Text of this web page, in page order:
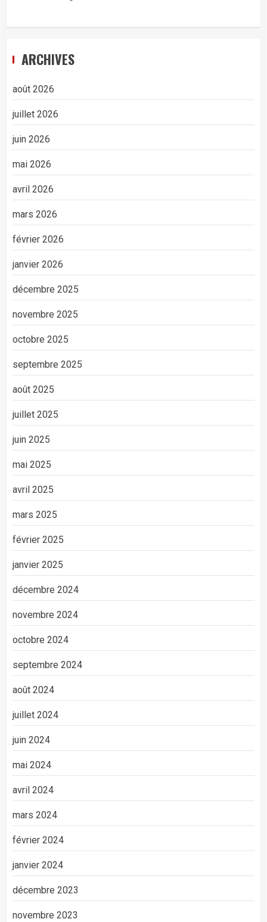
ARCHIVES
août 2026
juillet 2026
juin 2026
mai 2026
avril 2026
mars 2026
février 2026
janvier 2026
décembre 2025
novembre 2025
octobre 2025
septembre 2025
août 2025
juillet 2025
juin 2025
mai 2025
avril 2025
mars 2025
février 2025
janvier 2025
décembre 2024
novembre 2024
octobre 2024
septembre 2024
août 2024
juillet 2024
juin 2024
mai 2024
avril 2024
mars 2024
février 2024
janvier 2024
décembre 2023
novembre 2023